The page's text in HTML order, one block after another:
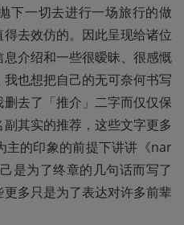
下一切去进行一场旅行的做
去效仿的。因此呈现给诸位
介绍和一些很暧昧、很感慨
也想把自己的无可奈何书写
去了「推介」二字而仅仅保
其实的推荐，这些文字更多
主的印象的前提下讲讲《nar
是为了终章的几句话而写了
多只是为了表达对许多前辈